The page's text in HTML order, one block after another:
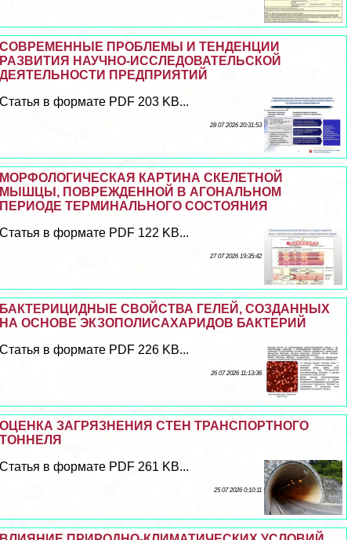
СОВРЕМЕННЫЕ ПРОБЛЕМЫ И ТЕНДЕНЦИИ
РАЗВИТИЯ НАУЧНО-ИССЛЕДОВАТЕЛЬСКОЙ
ДЕЯТЕЛЬНОСТИ ПРЕДПРИЯТИЙ
Статья в формате PDF 203 KB...
28 07 2026 20:31:53
МОРФОЛОГИЧЕСКАЯ КАРТИНА СКЕЛЕТНОЙ
МЫШЦЫ, ПОВРЕЖДЕННОЙ В АГОНАЛЬНОМ
ПЕРИОДЕ ТЕРМИНАЛЬНОГО СОСТОЯНИЯ
Статья в формате PDF 122 KB...
27 07 2026 19:35:42
БАКТЕРИЦИДНЫЕ СВОЙСТВА ГЕЛЕЙ, СОЗДАННЫХ
НА ОСНОВЕ ЭКЗОПОЛИСАХАРИДОВ БАКТЕРИЙ
Статья в формате PDF 226 KB...
26 07 2026 11:13:36
ОЦЕНКА ЗАГРЯЗНЕНИЯ СТЕН ТРАНСПОРТНОГО
ТОННЕЛЯ
Статья в формате PDF 261 KB...
25 07 2026 0:10:11